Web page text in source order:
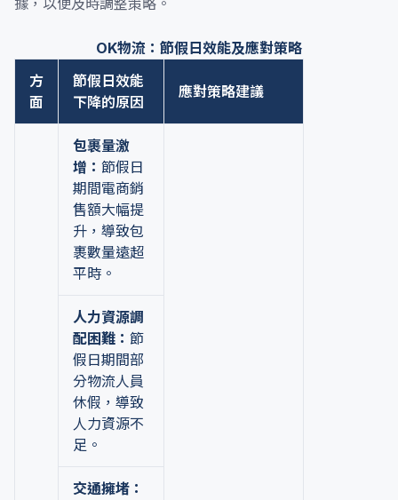
據，以便及時調整策略。
OK物流：節假日效能及應對策略
方
面
節假日效能
下降的原因
應對策略建議
包裹量激
增： 節假日
期間電商銷
售額大幅提
升，導致包
裹數量遠超
平時。
人力資源調
配困難： 節
假日期間部
分物流人員
休假，導致
人力資源不
足。
交通擁堵：